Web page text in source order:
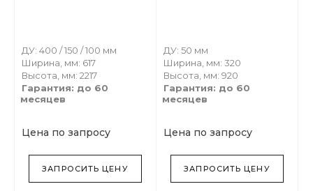
ДУ: 400 / 150 / 100 мм
Ширина, мм: 617
Высота, мм: 2217
Гарантия: до 60
месяцев
Цена по запросу
ЗАПРОСИТЬ ЦЕНУ
ДУ: 50 мм
Ширина, мм: 320
Высота, мм: 920
Гарантия: до 60
месяцев
Цена по запросу
ЗАПРОСИТЬ ЦЕНУ